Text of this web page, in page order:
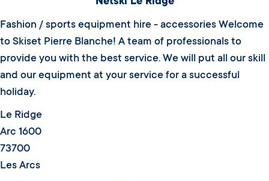
Fashion / sports equipment hire - accessories Welcome
to Skiset Pierre Blanche! A team of professionals to
provide you with the best service. We will put all our skill
and our equipment at your service for a successful
holiday.
Le Ridge
Arc 1600
73700
Les Arcs